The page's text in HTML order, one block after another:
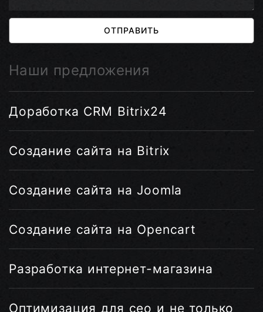
ОТПРАВИТЬ
Наши предложения
Доработка CRM Bitrix24
Создание сайта на Bitrix
Создание сайта на Joomla
Создание сайта на Opencart
Разработка интернет-магазина
Оптимизация для сео и не только